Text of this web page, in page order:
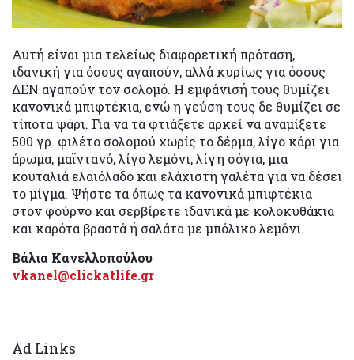
Αυτή είναι μια τελείως διαφορετική πρόταση,
ιδανική για όσους αγαπούν, αλλά κυρίως για όσους
ΔΕΝ αγαπούν τον σολομό. Η εμφάνισή τους θυμίζει
κανονικά μπιφτέκια, ενώ η γεύση τους δε θυμίζει σε
τίποτα ψάρι. Για να τα φτιάξετε αρκεί να αναμίξετε
500 γρ. φιλέτο σολομού χωρίς το δέρμα, λίγο κάρι για
άρωμα, μαϊντανό, λίγο λεμόνι, λίγη σόγια, μια
κουταλιά ελαιόλαδο και ελάχιστη γαλέτα για να δέσει
το μίγμα. Ψήστε τα όπως τα κανονικά μπιφτέκια
στον φούρνο και σερβίρετε ιδανικά με κολοκυθάκια
και καρότα βραστά ή σαλάτα με μπόλικο λεμόνι.
Βάλια Κανελλοπούλου
vkanel@clickatlife.gr
Ad Links